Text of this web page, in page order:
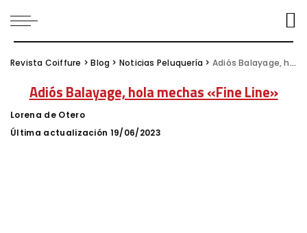
Revista Coiffure >Blog > Noticias Peluquería > Adiós Balayage, hola mechas «Fine Line»
Adiós Balayage, hola mechas «Fine Line»
Posted
by
Lorena de Otero
Última actualización 19/06/2023